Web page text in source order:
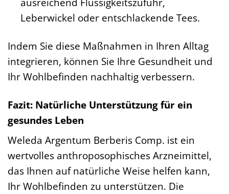
Leberwickel oder entschlackende Tees.
Indem Sie diese Maßnahmen in Ihren Alltag
integrieren, können Sie Ihre Gesundheit und
Ihr Wohlbefinden nachhaltig verbessern.
Fazit: Natürliche Unterstützung für ein
gesundes Leben
Weleda Argentum Berberis Comp. ist ein
wertvolles anthroposophisches Arzneimittel,
das Ihnen auf natürliche Weise helfen kann,
Ihr Wohlbefinden zu unterstützen. Die